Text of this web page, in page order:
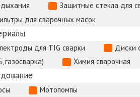
Защитные стекла для
для сварочных масок
для TIG сварки
Диски
газосварка)
Химия сварочная
Мотопомпы